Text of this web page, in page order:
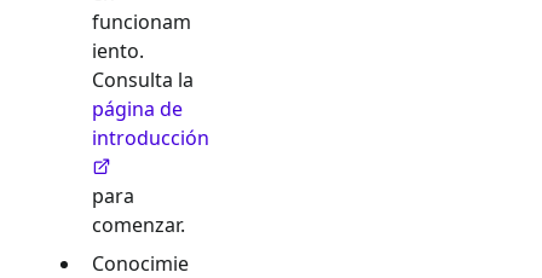
funcionam
iento.
Consulta la
página de
introducción
para
comenzar.
Conocimie